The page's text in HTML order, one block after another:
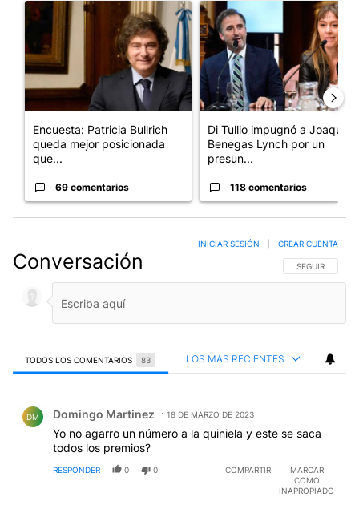
Un artículo de tendencia con el título "Encuesta: Patricia
Encuesta: Patricia Bullrich
queda mejor posicionada
que...
69 comentarios
Un artículo de tendencia con
Di Tullio impugnó a Joaquín
Benegas Lynch por un
presun...
118 comentarios
Conversación SIGA ESTA
SEGUIR
INICIAR SESIÓN CREAR CUENTA
TODOS LOS COMENTARIOS 83 LOS MÁS RECIENTES
DM Domingo Martinez 18 DE MARZO DE 2023
Yo no agarro un número a la quiniela y este se saca
todos los premios?
RESPONDER 0 0 COMPARTIR
MARCAR
COMO
INAPROPIADO